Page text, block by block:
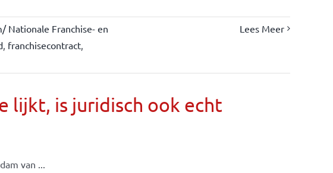
Nationale Franchise- en
, franchisecontract,
Lees Meer
lijkt, is juridisch ook echt
van ...